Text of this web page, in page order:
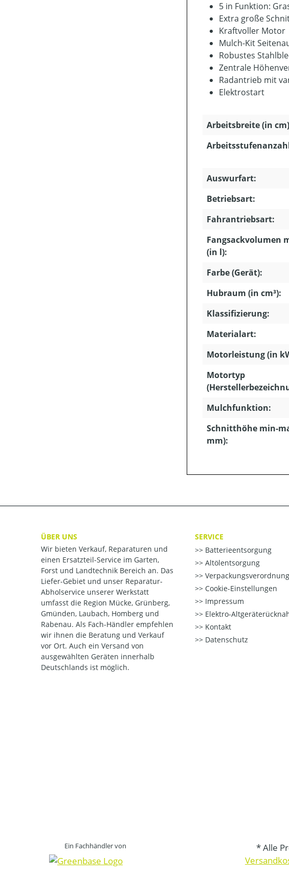
5 in Funktion:
Extra große
Kraftvoller Motor
Mulch-Kit
Robustes
Zentrale
Radantrieb mit
Elektrostart
Arbeitsbreite (in
Auswurfart:
Betriebsart:
Fahrantriebsart:
Fangsackvolumen
(in l):
Farbe (Gerät):
Hubraum (in cm³):
Klassifizierung:
Materialart:
Motorleistung (in
Motortyp
Mulchfunktion:
Schnitthöhe min-
mm):
ÜBER UNS
Wir bieten Verkauf, Reparaturen und
einen Ersatzteil-Service im Garten,
Forst und Landtechnik Bereich an. Das
Liefer-Gebiet und unser Reparatur-
Abholservice unserer Werkstatt
umfasst die Region Mücke, Grünberg,
Gmünden, Laubach, Homberg und
Rabenau. Als Fach-Händler empfehlen
wir ihnen die Beratung und Verkauf
vor Ort. Auch ein Versand von
ausgewählten Geräten innerhalb
Deutschlands ist möglich.
SERVICE
Batterieentsorgung
Altölentsorgung
Verpackungsverordnung
Cookie-Einstellungen
Impressum
Elektro-
Kontakt
Datenschutz
Ein Fachhändler von
* Alle